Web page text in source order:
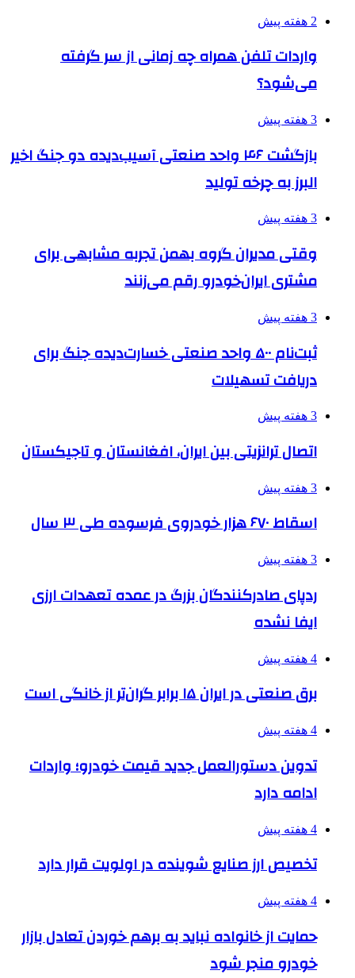
2 هفته پیش
واردات تلفن همراه چه زمانی از سر گرفته
می‌شود؟
3 هفته پیش
بازگشت ۴۶ واحد صنعتی آسیب‌دیده دو جنگ اخیر
البرز به چرخه تولید
3 هفته پیش
وقتی مدیران گروه بهمن تجربه مشابهی برای
مشتری ایران‌خودرو رقم می‌زنند
3 هفته پیش
ثبت‌نام ۵۰۰ واحد صنعتی خسارت‌دیده جنگ برای
دریافت تسهیلات
3 هفته پیش
اتصال ترانزیتی بین ایران، افغانستان و تاجیکستان
3 هفته پیش
اسقاط ۶۷۰ هزار خودروی فرسوده طی ۳ سال
3 هفته پیش
ردپای صادرکنندگان بزرگ در عمده تعهدات ارزی
ایفا نشده
4 هفته پیش
برق صنعتی در ایران ۱۵ برابر گران‌تر از خانگی است
4 هفته پیش
تدوین دستورالعمل جدید قیمت خودرو؛ واردات
ادامه دارد
4 هفته پیش
تخصیص ارز صنایع شوینده در اولویت قرار دارد
4 هفته پیش
حمایت از خانواده نباید به برهم خوردن تعادل بازار
خودرو منجر شود